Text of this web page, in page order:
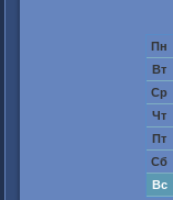
Пн
Вт
Ср
Чт
Пт
Сб
Вс